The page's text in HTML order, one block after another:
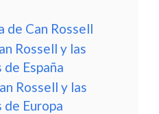
de Can Rossell
Rossell y las
España
Rossell y las
Europa